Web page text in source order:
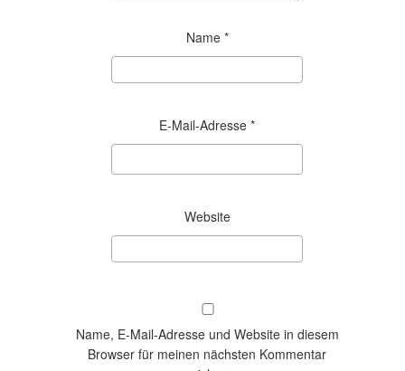
Name *
E-Mail-Adresse *
Website
Name, E-Mail-Adresse und Website in diesem
Browser für meinen nächsten Kommentar